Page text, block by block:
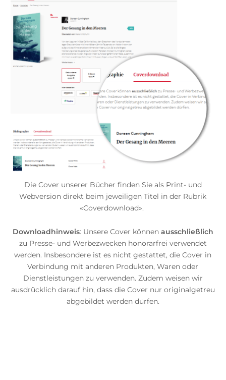
Die Cover unserer Bücher finden Sie als Print- und
Webversion direkt beim jeweiligen Titel in der Rubrik
«Coverdownload».
Downloadhinweis: Unsere Cover können ausschließlich
zu Presse- und Werbezwecken honorarfrei verwendet
werden. Insbesondere ist es nicht gestattet, die Cover in
Verbindung mit anderen Produkten, Waren oder
Dienstleistungen zu verwenden. Zudem weisen wir
ausdrücklich darauf hin, dass die Cover nur originalgetreu
abgebildet werden dürfen.